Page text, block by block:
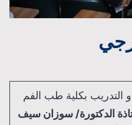
التدريب بكلية طب الفم
الدكتورة/ سوزان سيف